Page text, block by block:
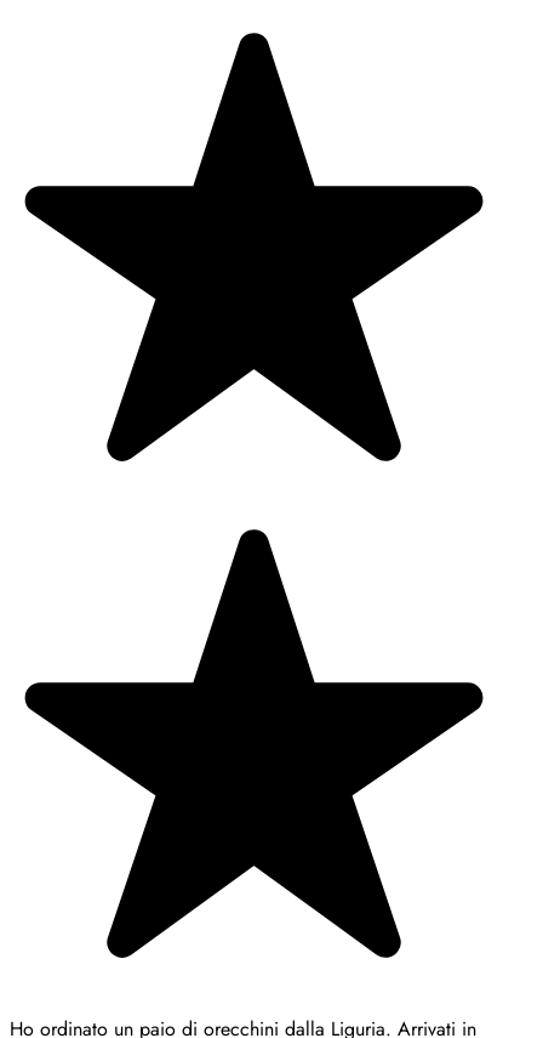
Ho ordinato un paio di orecchini dalla Liguria. Arrivati in